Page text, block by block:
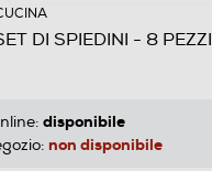
DI SPIEDINI - 8 PEZZI
disponibile
non disponibile